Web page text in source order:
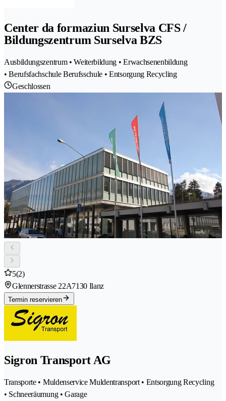
Center da formaziun Surselva CFS /
Bildungszentrum Surselva BZS
Ausbildungszentrum • Weiterbildung • Erwachsenenbildung
• Berufsfachschule Berufsschule • Entsorgung Recycling
Geschlossen
5(2)
Glennerstrasse 22A7130 Ilanz
Termin reservieren
Sigron Transport AG
Transporte • Muldenservice Muldentransport • Entsorgung Recycling
• Schneeräumung • Garage